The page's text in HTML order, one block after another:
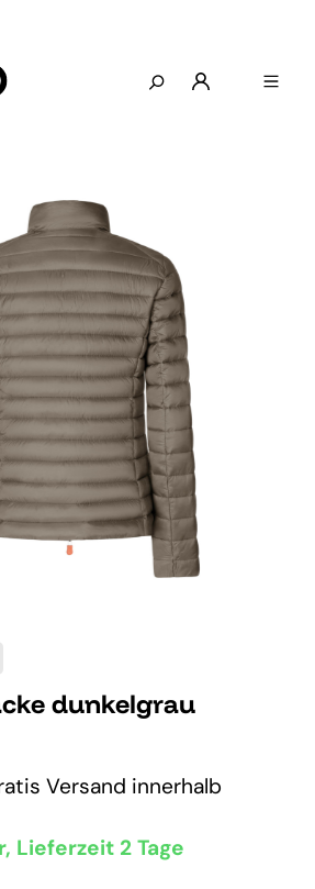
dunkelgrau
Versand innerhalb
Lieferzeit 2 Tage